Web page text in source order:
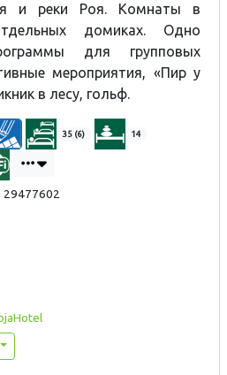
и реки Роя. Комнаты в
домиках. Одно
для групповых
мероприятия, «Пир у
в лесу, гольф.
35 (6) 14
29477602